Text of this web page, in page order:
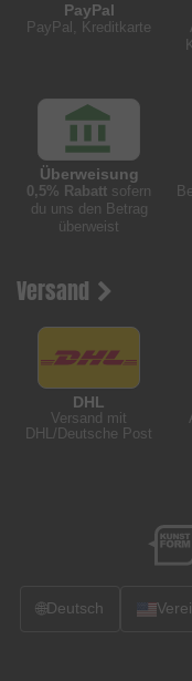
PayPal
PayPal, Kreditkarte
Überweisung
0,5% Rabatt sofern
du uns den Betrag
überweist
Versand
DHL
Versand mit
DHL/Deutsche Post
🌐Deutsch